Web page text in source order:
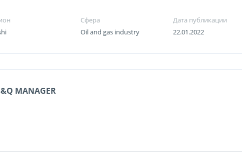
Сфера
Дата публикации
Oil and gas industry 22.01.2022
MANAGER